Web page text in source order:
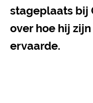
stageplaats bij
over hoe hij
ervaarde.